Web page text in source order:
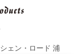
ェン・ロード 浦